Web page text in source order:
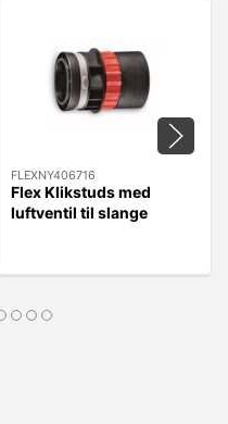
FLEXNY406716
Flex Klikstuds med
luftventil til slange